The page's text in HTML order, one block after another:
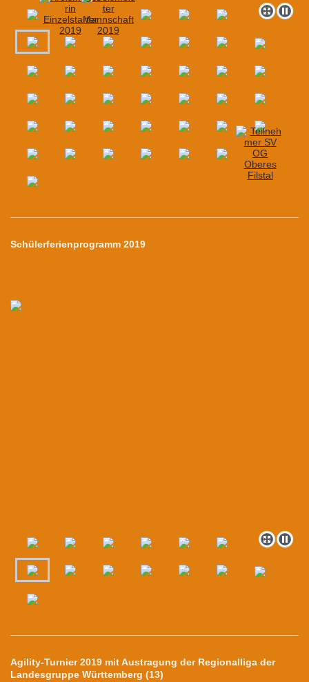
Schülerferienprogramm 2019
Agility-Turnier 2019 mit Austragung der Regionalliga der
Landesgruppe Württemberg (13)